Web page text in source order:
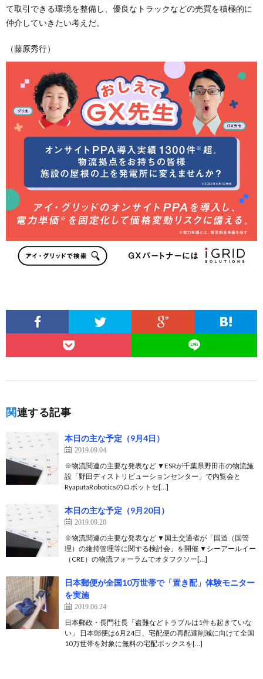
て取引できる環境を整備し、優良なトラックなどの売買を積極的に
仲介していきたい考えだ。
（藤原秀行）
関連する記事
本日の主な予定（9月4日）
2019.09.04
※物流関連の主要な発表など ▼ESRが千葉県野田市の物流施
設「野田ディストリビューションセンター」で内覧会と
RyaputaRoboticsのロボットセ[…]
本日の主な予定（9月20日）
2019.09.20
※物流関連の主要な発表など ▼国土交通省が「国道（国管
理）の維持管理等に関する検討会」を開催 ▼シーアールイー
（CRE）の物流フォーラムでオタフクソー[…]
日本郵便が全国10万世帯で「置き配」体験モニター
を実施
2019.06.24
日本郵政・長門社長「盗難などトラブルは1件も起きていな
い」 日本郵便は6月24日、宅配便の再配達削減に向けて全国
10万世帯を対象に無料の宅配ボックスを[…]